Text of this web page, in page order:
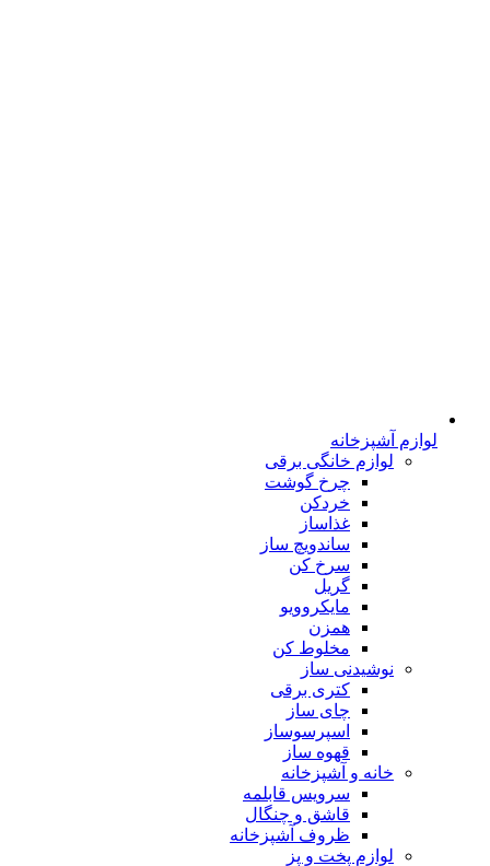
لوازم آشپزخانه
لوازم خانگی برقی
چرخ گوشت
خردکن
غذاساز
ساندویچ ساز
سرخ کن
گریل
مایکروویو
همزن
مخلوط کن
نوشیدنی ساز
کتری برقی
چای ساز
اسپرسوساز
قهوه ساز
خانه و آشپزخانه
سرویس قابلمه
قاشق و چنگال
ظروف آشپزخانه
لوازم پخت و پز